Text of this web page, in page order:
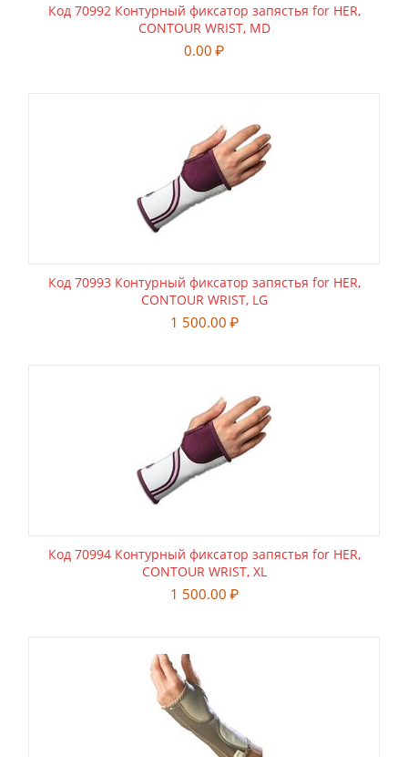
Код 70992 Контурный фиксатор запястья for HER,
CONTOUR WRIST, MD
0.00 ₽
Код 70993 Контурный фиксатор запястья for HER,
CONTOUR WRIST, LG
1 500.00 ₽
Код 70994 Контурный фиксатор запястья for HER,
CONTOUR WRIST, XL
1 500.00 ₽